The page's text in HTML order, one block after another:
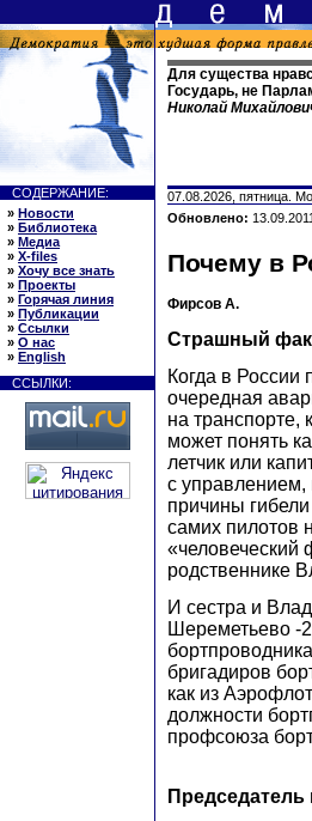
Для существа
Государь, не
Николай
СОДЕРЖАНИЕ:
» Новости
» Библиотека
» Медиа
» X-files
» Хочу все знать
» Проекты
» Горячая линия
» Публикации
» Ссылки
» О нас
» English
ССЫЛКИ:
07.08.2026, пятница.
Обновлено: 13.09.2011
Почему в
Фирсов А.
Страшный
Когда в России
очередная
на транспорте,
может понять
летчик или
с управлением,
причины
самих пилотов
«человеческий
родственнике
И сестра и
Шереметьево -
бригадиров
как из
должности
профсоюза